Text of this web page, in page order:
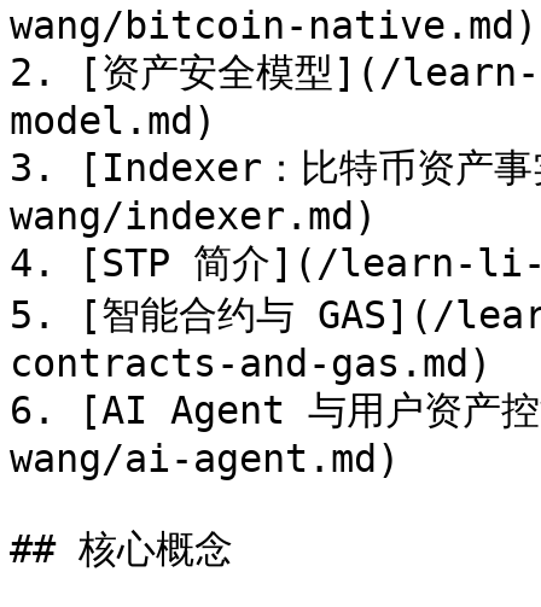
wang/bitcoin-native.md)
2. [资产安全模型](/
model.md)
3. [Indexer：比特币资
wang/indexer.md)
4. [STP 简介](/learn-li-
5. [智能合约与 GAS](/
contracts-and-gas.md)
6. [AI Agent 与用户资
wang/ai-agent.md)
## 核心概念